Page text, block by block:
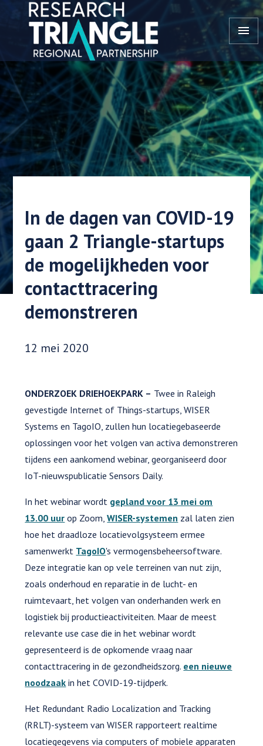
Doorgaan naar artikel
menu
In de dagen van COVID-19
gaan 2 Triangle-startups
de mogelijkheden voor
contacttracering
demonstreren
Datum gepubliceerd:
12 mei 2020
ONDERZOEK DRIEHOEKPARK – Twee in Raleigh
gevestigde Internet of Things-startups, WISER
Systems en TagoIO, zullen hun locatiegebaseerde
oplossingen voor het volgen van activa demonstreren
tijdens een aankomend webinar, georganiseerd door
IoT-nieuwspublicatie Sensors Daily.
In het webinar wordt gepland voor 13 mei om
13.00 uur op Zoom,WISER-systemen zal laten zien
hoe het draadloze locatievolgsysteem ermee
samenwerkt TagoIO's vermogensbeheersoftware.
Deze integratie kan op vele terreinen van nut zijn,
zoals onderhoud en reparatie in de lucht- en
ruimtevaart, het volgen van onderhanden werk en
logistiek bij productieactiviteiten. Maar de meest
relevante use case die in het webinar wordt
gepresenteerd is de opkomende vraag naar
contacttracering in de gezondheidszorg. een nieuwe
noodzaak in het COVID-19-tijdperk.
Het Redundant Radio Localization and Tracking
(RRLT)-systeem van WISER rapporteert realtime
locatiegegevens via computers of mobiele apparaten